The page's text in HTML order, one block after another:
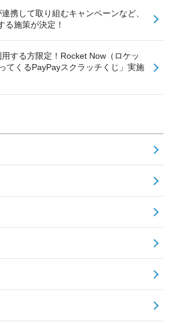
携して取り組むキャンペーンなど、
る施策が決定！
用する方限定！Rocket Now（ロケッ
てくるPayPayスクラッチくじ」実施